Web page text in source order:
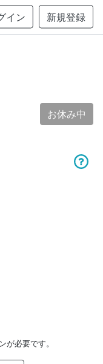
イン 新規登録
お休み中
が必要です。